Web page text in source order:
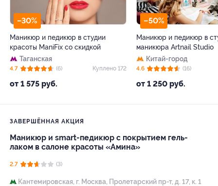
–30%
Маникюр и педикюр в студии
красоты ManiFix со скидкой
Таганская
от 1 575 руб.
4.7 (6) Куплено 172
–50%
Маникюр и педикюр в
маникюра Artnail Studio
Китай-город
от 1 250 руб.
4.6 (16)
ЗАВЕРШЁННАЯ АКЦИЯ
Маникюр и smart-педикюр с покрытием гель-
лаком в салоне красоты «Амина»
2.7 (3)
Кантемировская, г. Москва, Пролетарский пр-т, д. 17, к. 1